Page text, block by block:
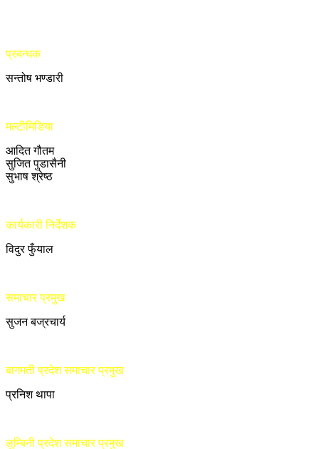
प्रबन्धक
सन्तोष भण्डारी
मल्टीमिडिया
आदित गौतम
सुजित पुडासैनी
सुभाष श्रेष्ठ
कार्यकारी निर्देशक
विदुर फुँयाल
समाचार प्रमुख
सुजन बज्रचार्य
बागमती प्रदेश समाचार प्रमुख
प्रनिश थापा
लुम्बिनी प्रदेश समाचार प्रमुख